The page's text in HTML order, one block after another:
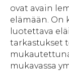
ovat avain
elämään. On
luotettava
tarkastukset
mukavassa